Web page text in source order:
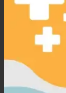
ประกั
ประกันภั